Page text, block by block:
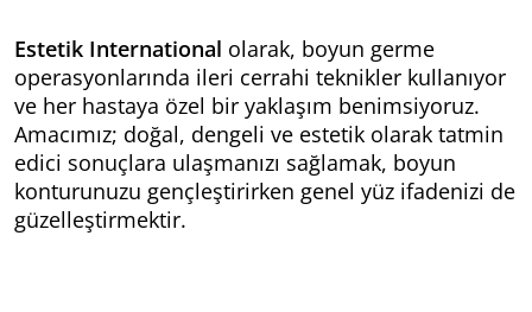
Estetik International olarak, boyun germe
operasyonlarında ileri cerrahi teknikler kullanıyor
ve her hastaya özel bir yaklaşım benimsiyoruz.
Amacımız; doğal, dengeli ve estetik olarak tatmin
edici sonuçlara ulaşmanızı sağlamak, boyun
konturunuzu gençleştirirken genel yüz ifadenizi de
güzelleştirmektir.